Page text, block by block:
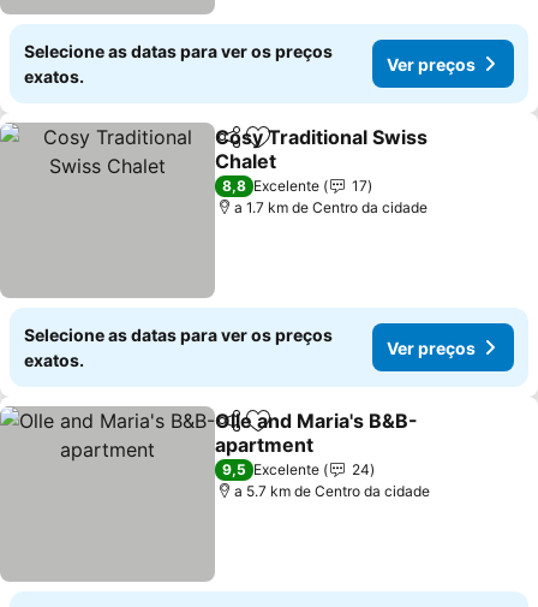
Selecione as datas para ver os preços
exatos.
Ver preços
PartilharAdicionar aos favoritos
Cosy Traditional Swiss
Chalet
Ver preços
8,8 Excelente
17
a 1.7 km de Centro da cidade
Selecione as datas para ver os preços
exatos.
Ver preços
PartilharAdicionar aos favoritos
Olle and Maria's B&B-
apartment
Ver preços
9,5 Excelente
24
a 5.7 km de Centro da cidade